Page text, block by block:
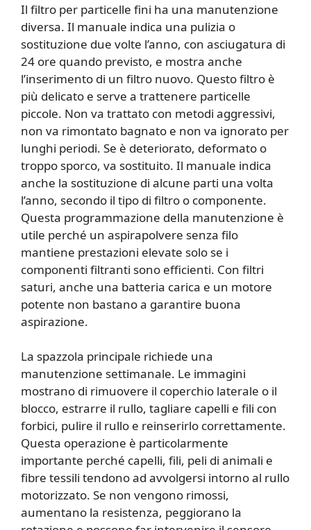
Il filtro per particelle fini ha una manutenzione
diversa. Il manuale indica una pulizia o
sostituzione due volte l’anno, con asciugatura di
24 ore quando previsto, e mostra anche
l’inserimento di un filtro nuovo. Questo filtro è
più delicato e serve a trattenere particelle
piccole. Non va trattato con metodi aggressivi,
non va rimontato bagnato e non va ignorato per
lunghi periodi. Se è deteriorato, deformato o
troppo sporco, va sostituito. Il manuale indica
anche la sostituzione di alcune parti una volta
l’anno, secondo il tipo di filtro o componente.
Questa programmazione della manutenzione è
utile perché un aspirapolvere senza filo
mantiene prestazioni elevate solo se i
componenti filtranti sono efficienti. Con filtri
saturi, anche una batteria carica e un motore
potente non bastano a garantire buona
aspirazione.
La spazzola principale richiede una
manutenzione settimanale. Le immagini
mostrano di rimuovere il coperchio laterale o il
blocco, estrarre il rullo, tagliare capelli e fili con
forbici, pulire il rullo e reinserirlo correttamente.
Questa operazione è particolarmente
importante perché capelli, fili, peli di animali e
fibre tessili tendono ad avvolgersi intorno al rullo
motorizzato. Se non vengono rimossi,
aumentano la resistenza, peggiorano la